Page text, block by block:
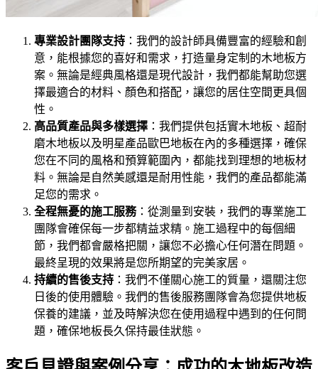
專業設計團隊支持 ：我們的設計師具備豐富的經驗和創
意，能根據您的喜好和需求，打造量身定制的木地板方
案。無論是經典風格還是現代設計，我們都能幫助您選
擇最適合的材料、顏色和搭配，讓您的居住空間更具個
性。
高品質產品與多樣選擇 ：我們提供包括實木地板、超耐
磨木地板以及明星產品歐巴地板在內的多種選擇，確保
您在不同的風格和預算範圍內，都能找到理想的地板材
料。無論是自然美感還是耐用性能，我們的產品都能滿
足您的需求。
全程無憂的施工服務：從測量到安裝，我們的專業施工
團隊會確保每一步都精益求精。施工過程中的每個細
節，我們都會嚴格把關，讓您不必擔心任何潛在問題。
最終呈現的效果將是您所期望的完美家居。
持續的售後支持 ：我們不僅關心施工的質量，還關注您
日後的使用體驗。我們的售後服務團隊會為您提供地板
保養的建議，並及時解決您在使用過程中遇到的任何問
題，確保地板長久保持最佳狀態。